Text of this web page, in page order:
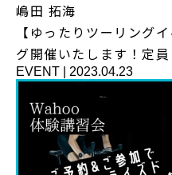
嶋田 拓海
【ゆったりツーリング
グ開催いたします！定
EVENT 2023.04.23